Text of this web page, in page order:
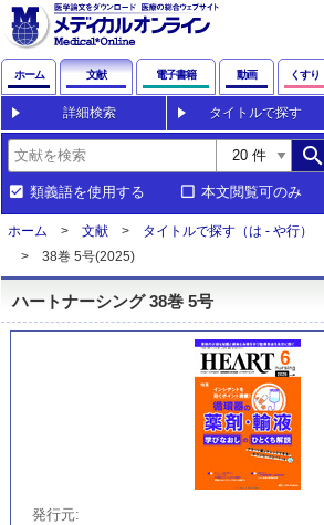
ホーム 文献 電子書籍 動画 くすり
詳細検索 タイトルで探す
search
類義語を使用する 本文閲覧可のみ
ホーム 文献 タイトルで探す（は - や行）
38巻 5号(2025)
ハートナーシング 38巻 5号
発行元